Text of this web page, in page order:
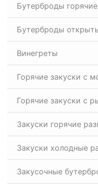
Бутерброды горячие
Бутерброды
Винегреты
Горячие закуски с
Горячие закуски с
Закуски горячие
Закуски холодные
Закусочные